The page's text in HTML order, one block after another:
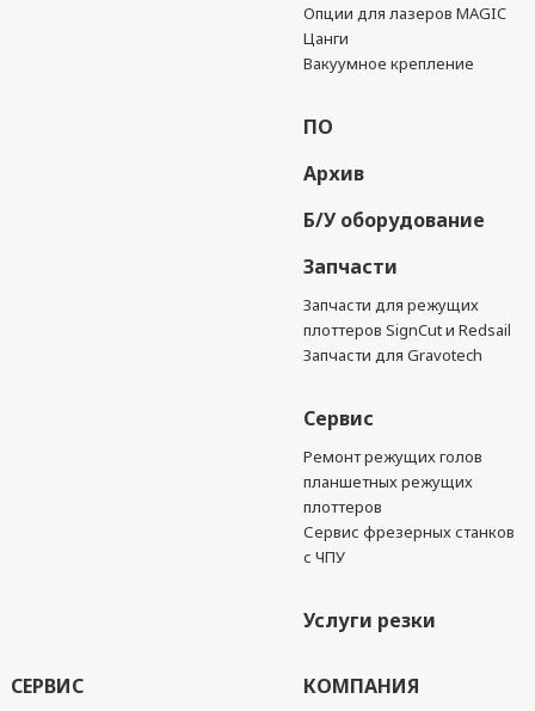
Опции для лазеров MAGIC
Цанги
Вакуумное крепление
ПО
Архив
Б/У оборудование
Запчасти
Запчасти для режущих
плоттеров SignCut и Redsail
Запчасти для Gravotech
Сервис
Ремонт режущих голов
планшетных режущих
плоттеров
Сервис фрезерных станков
с ЧПУ
Услуги резки
СЕРВИС КОМПАНИЯ